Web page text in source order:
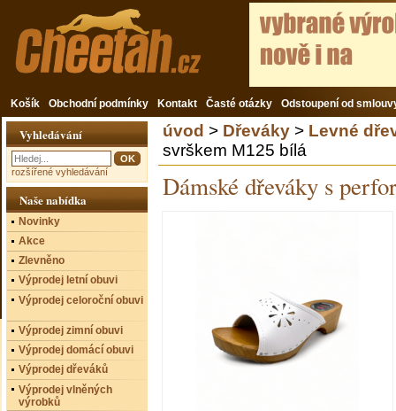
Košík Obchodní podmínky Kontakt Časté otázky Odstoupení od
úvod > Dřeváky > Levné
svrškem M125 bílá
Dámské dřeváky s
Vyhledávání
rozšířené vyhledávání
Naše nabídka
Novinky
Akce
Zlevněno
Výprodej letní obuvi
Výprodej celoroční obuvi
Výprodej zimní obuvi
Výprodej domácí obuvi
Výprodej dřeváků
Výprodej vlněných
výrobků